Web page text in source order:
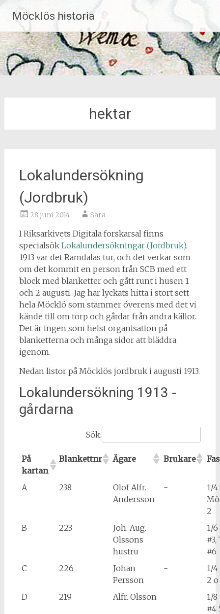
innehåll
Möcklös historia
hektar
Lokalundersökning
(Jordbruk)
28 juni 2014 Sara
I Riksarkivets Digitala forskarsal finns
specialsök Lokalundersökningar (Jordbruk).
1913 var det Ramdalas tur, och det verkar som
om det kommit en person från SCB med ett
block med blanketter och gått runt i husen 1
och 2 augusti. Jag har lyckats hitta i stort sett
hela Möcklö som stämmer överens med det vi
kände till om torp och gårdar från andra källor.
Det är ingen som helst organisation på
blanketterna och många sidor att bläddra
igenom.
Nedan listor på Möcklös jordbruk i augusti 1913.
Lokalundersökning 1913 -
gårdarna
Sök:
På
kartan
Blankettnr Ägare Brukare
A 238
Olof Alfr.
Andersson
-
1/
2
B
223
Joh. Aug.
Olssons
hustru
-
1/6
#3,
#6
C
226
Johan
Persson
-
1/
2
D
219 Alfr. Olsson -
1/8
#4